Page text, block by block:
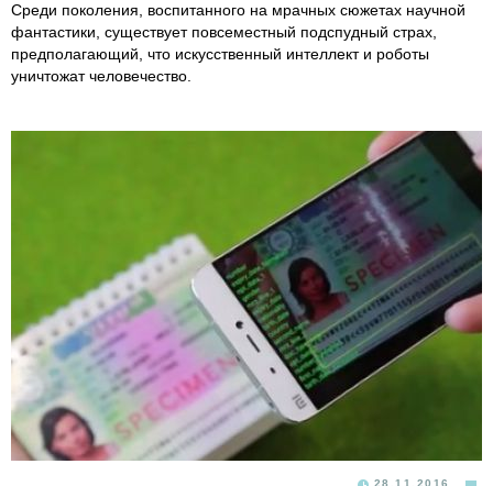
Среди поколения, воспитанного на мрачных сюжетах научной
фантастики, существует повсеместный подспудный страх,
предполагающий, что искусственный интеллект и роботы
уничтожат человечество.
28.11.2016